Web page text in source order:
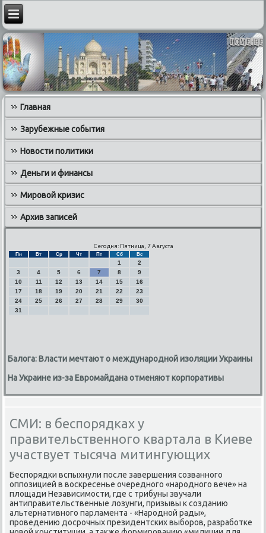
Главная
Зарубежные события
Новости политики
Деньги и финансы
Мировой кризис
Архив записей
Сегодня: Пятница, 7 Августа
Пн Вт Ср Чт Пт Сб Вс
1
2
3
4 5 6 7 8
9
10
11 12 13 14 15
16
17
18 19 20 21 22
23
24
25 26 27 28 29
30
31
Балога: Власти мечтают о международной изоляции Украины
На Украине из-за Евромайдана отменяют корпоративы
СМИ: в беспорядках у
правительственного квартала в Киеве
участвует тысяча митингующих
Беспорядки вспыхнули после завершения созванного
оппозицией в воскресенье очередного «народного вече» на
площади Независимости, где с трибуны звучали
антиправительственные лозунги, призывы к созданию
альтернативного парламента - «Народной рады»,
проведению досрочных президентских выборов, разработке